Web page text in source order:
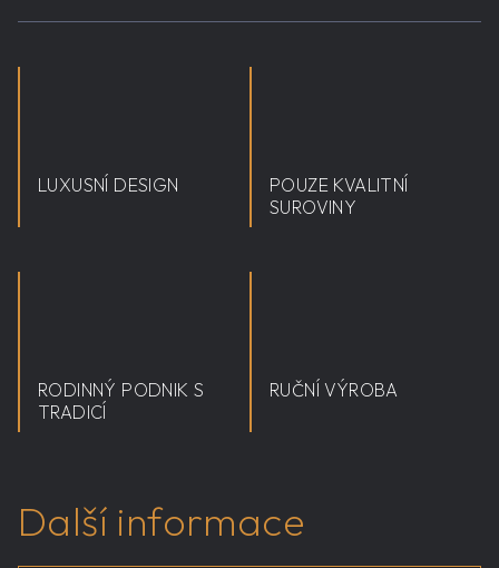
LUXUSNÍ DESIGN
POUZE KVALITNÍ
SUROVINY
RODINNÝ PODNIK S
TRADICÍ
RUČNÍ VÝROBA
Další informace